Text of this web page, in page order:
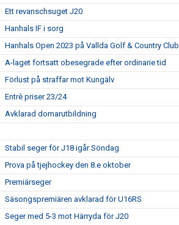
Ett revanschsuget J20
Hanhals IF i sorg
Hanhals Open 2023 på Vallda Golf & Country Club
A-laget fortsatt obesegrade efter ordinarie tid
Förlust på straffar mot Kungälv
Entrè priser 23/24
Avklarad domarutbildning
Stabil seger för J18 igår Söndag
Prova på tjejhockey den 8.e oktober
Premiärseger
Säsongspremiären avklarad för U16RS
Seger med 5-3 mot Härryda för J20